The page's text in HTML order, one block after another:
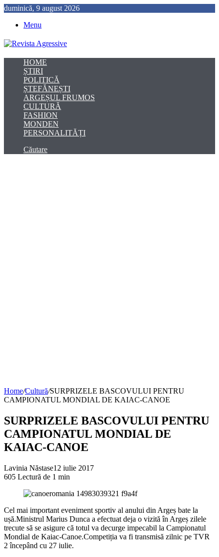
duminică, 9 august 2026
Menu
HOME
ȘTIRI
POLITICĂ
ȘTEFĂNEȘTI
ARGEȘUL FRUMOS
CULTURĂ
FASHION
MONDEN
PERSONALITĂȚI
Căutare
Home/Cultură/SURPRIZELE BASCOVULUI PENTRU
CAMPIONATUL MONDIAL DE KAIAC-CANOE
SURPRIZELE BASCOVULUI PENTRU
CAMPIONATUL MONDIAL DE
KAIAC-CANOE
Lavinia Năstase12 iulie 2017
605 Lectură de 1 min
Cel mai important eveniment sportiv al anului din Argeș bate la
ușă.Ministrul Marius Dunca a efectuat deja o vizită în Argeș zilele
trecute să se asigure că totul va decurge impecabil la Campionatul
Mondial de Kaiac-Canoe.Competiția va fi transmisă zilnic pe TVR
2 începând cu 27 iulie.